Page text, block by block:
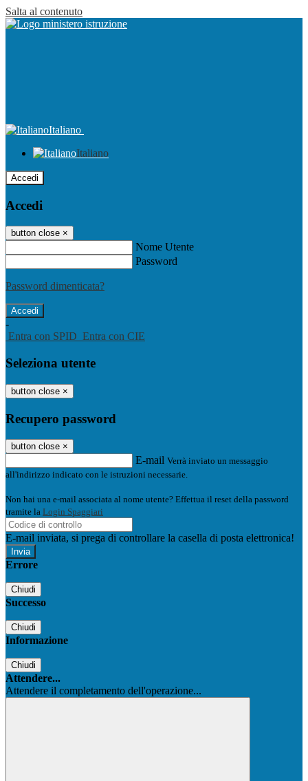
Salta al contenuto
Italiano
Italiano
Accedi
Accedi
button close ×
Nome Utente
Password
Password dimenticata?
-
Entra con SPID Entra con CIE
Seleziona utente
button close ×
Recupero password
button close ×
E-mail Verrà inviato un messaggio
all'indirizzo indicato con le istruzioni necessarie.
Non hai una e-mail associata al nome utente? Effettua il reset della password
tramite la Login Spaggiari
E-mail inviata, si prega di controllare la casella di posta elettronica!
Errore
Chiudi
Successo
Chiudi
Informazione
Chiudi
Attendere...
Attendere il completamento dell'operazione...